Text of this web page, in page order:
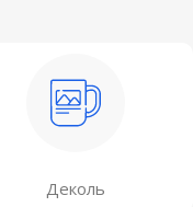
Деколь